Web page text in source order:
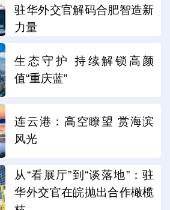
驻华外交官解码合肥智造新
力量
生态守护 持续解锁高颜
值“重庆蓝”
连云港：高空瞭望 赏海滨
风光
从“看展厅”到“谈落地”：驻
华外交官在皖抛出合作橄榄